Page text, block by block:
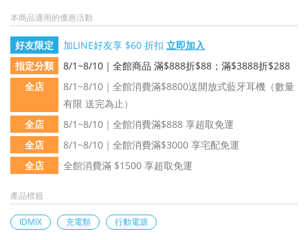
本商品適用的優惠活動
好友限定 加LINE好友享 $60 折扣 立即加入
指定分類
8/1~8/10｜全館商品 滿$888折$88；滿$3888折$288
全店
8/1~8/10｜全館消費滿$8800送開放式藍牙耳機（數量
有限 送完為止）
全店
8/1~8/10｜全館消費滿$888 享超取免運
全店
8/1~8/10｜全館消費滿$3000 享宅配免運
全店
全館消費滿 $1500 享超取免運
產品標籤
IDMIX 充電類 行動電源